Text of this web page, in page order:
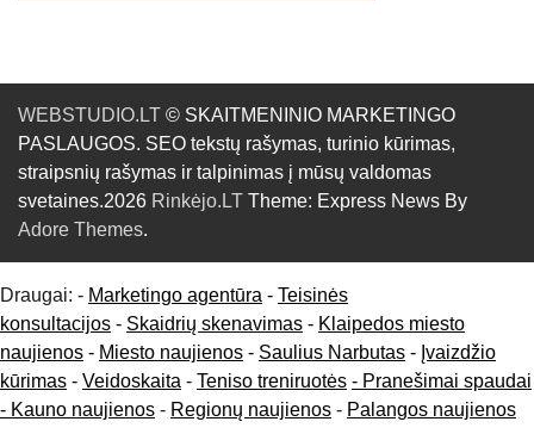
WEBSTUDIO.LT © SKAITMENINIO MARKETINGO
PASLAUGOS. SEO tekstų rašymas, turinio kūrimas,
straipsnių rašymas ir talpinimas į mūsų valdomas
svetaines.2026 Rinkėjo.LT Theme: Express News By
Adore Themes.
Draugai: - Marketingo agentūra - Teisinės
konsultacijos - Skaidrių skenavimas - Klaipedos miesto
naujienos - Miesto naujienos - Saulius Narbutas - Įvaizdžio
kūrimas - Veidoskaita - Teniso treniruotės - Pranešimai spaudai
- Kauno naujienos - Regionų naujienos - Palangos naujienos